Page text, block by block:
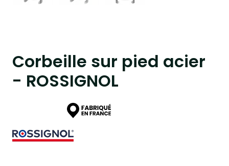
Corbeille sur pied acier
- ROSSIGNOL